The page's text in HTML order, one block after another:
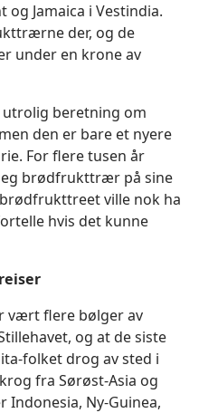
og Jamaica i Vestindia.
der, og de
under en krone av
utrolig beretning om
den er bare et nyere
For flere tusen år
brødfrukttrær på sine
ville nok ha
hvis det kunne
vært flere bølger av
og at de siste
folket drog av sted i
fra Sørøst-Asia og
Indonesia, Ny-Guinea,